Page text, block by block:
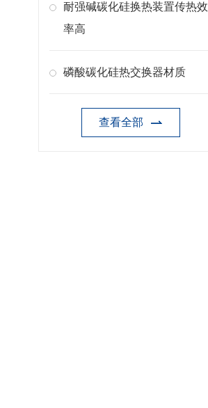
耐强碱碳化硅换热装置传热效
率高
磷酸碳化硅热交换器材质
查看全部